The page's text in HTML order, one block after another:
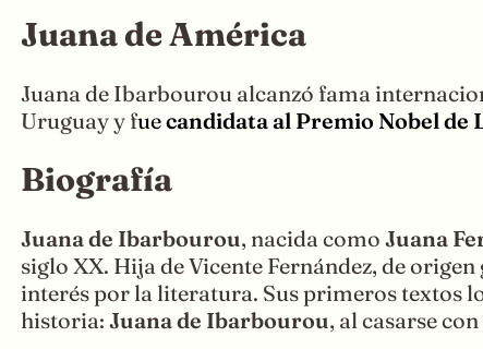
Juana de América
Juana de Ibarbourou alcanzó fama
Uruguay y fuecandidata al Premio Nobel
Biografía
Juana de Ibarbourou, nacida como Juana
siglo XX. Hija de Vicente Fernández, de
interés por la literatura. Sus primeros textos
historia: Juana de Ibarbourou, al casarse